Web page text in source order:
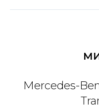
Mercedes-